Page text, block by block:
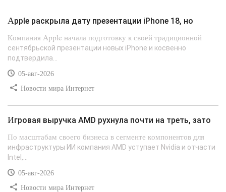
Apple раскрыла дату презентации iPhone 18, но
Компания Apple начала подготовку к своей традиционной
сентябрьской презентации новых iPhone и косвенно
подтвердила...
05-авг-2026
Новости мира Интернет
Игровая выручка AMD рухнула почти на треть, зато
По масштабам своего бизнеса в сегменте компонентов для
инфраструктуры ИИ компания AMD уступает Nvidia и отчасти
Intel,...
05-авг-2026
Новости мира Интернет